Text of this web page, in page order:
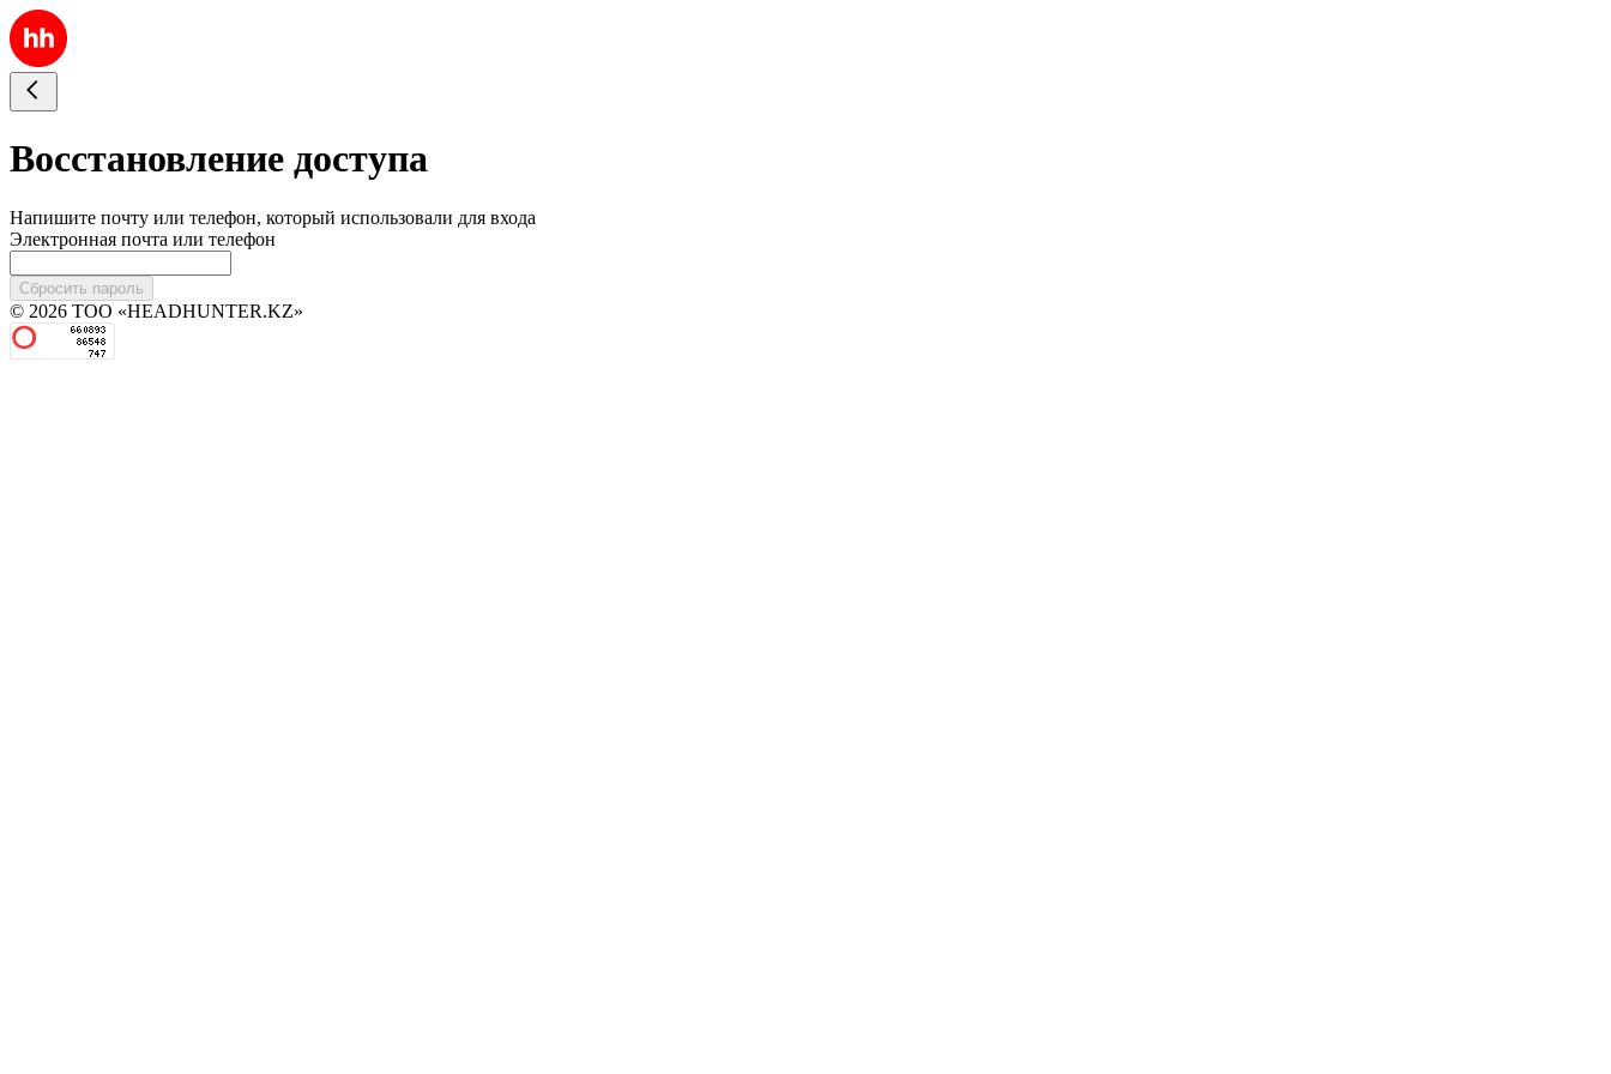
Восстановление доступа
Напишите почту или телефон, который использовали для входа
Электронная почта или телефон
Сбросить пароль
© 2026 ТОО «HEADHUNTER.KZ»